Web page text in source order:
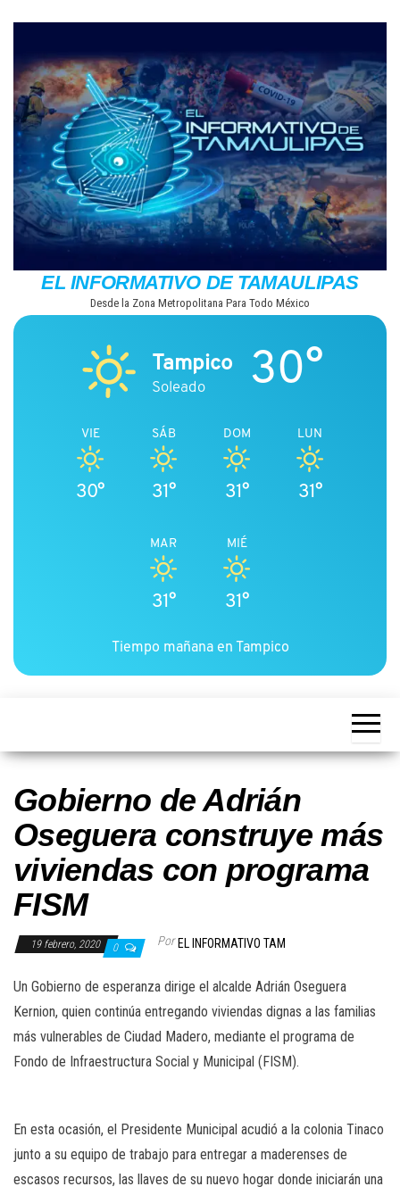
contenido
EL INFORMATIVO DE TAMAULIPAS
Desde la Zona Metropolitana Para Todo México
Tampico
Soleado 30°
VIE
30°
SÁB
31°
DOM
31°
LUN
31°
MAR
31°
MIÉ
31°
Tiempo mañana en Tampico
Gobierno de Adrián
Oseguera construye más
viviendas con programa
FISM
19 febrero, 2020 0 Por EL INFORMATIVO TAM
Un Gobierno de esperanza dirige el alcalde Adrián Oseguera
Kernion, quien continúa entregando viviendas dignas a las familias
más vulnerables de Ciudad Madero, mediante el programa de
Fondo de Infraestructura Social y Municipal (FISM).
En esta ocasión, el Presidente Municipal acudió a la colonia Tinaco
junto a su equipo de trabajo para entregar a maderenses de
escasos recursos, las llaves de su nuevo hogar donde iniciarán una